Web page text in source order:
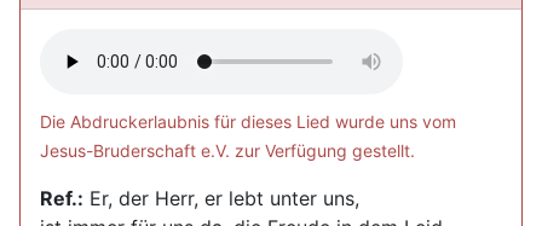
Die Abdruckerlaubnis für dieses Lied wurde uns vom
Jesus-Bruderschaft e.V. zur Verfügung gestellt.
Ref.: Er, der Herr, er lebt unter uns,